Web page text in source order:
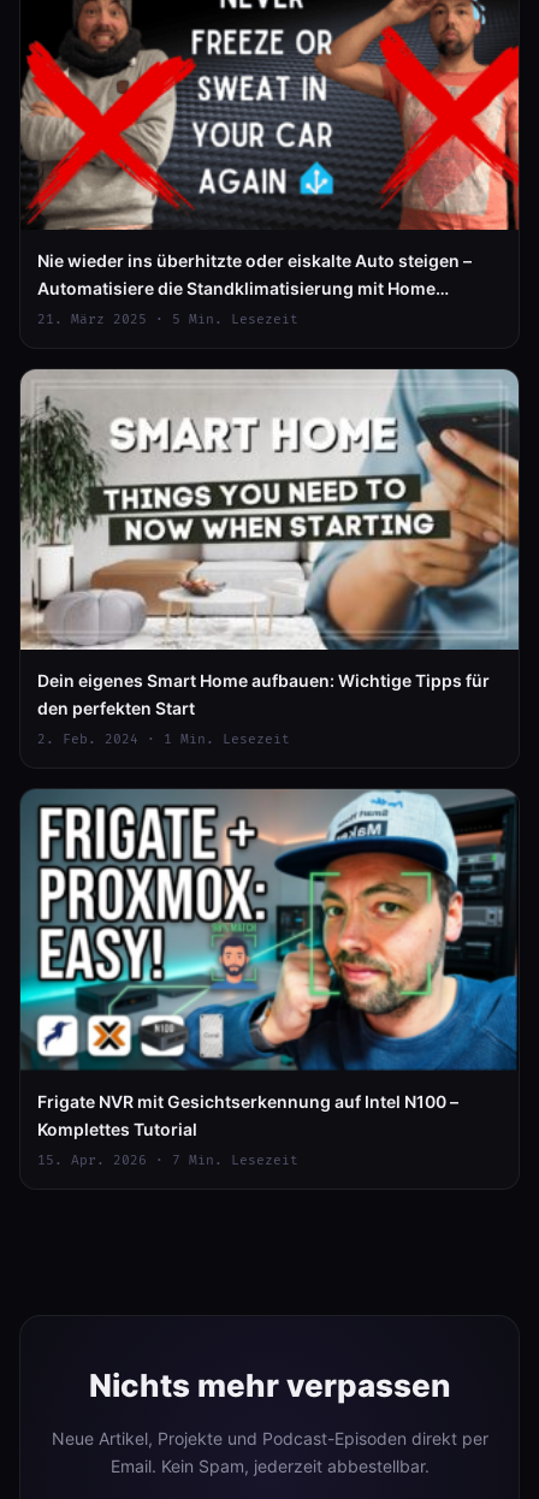
Nie wieder ins überhitzte oder eiskalte Auto steigen –
Automatisiere die Standklimatisierung mit Home
Assistant
21. März 2025 · 5 Min. Lesezeit
Dein eigenes Smart Home aufbauen: Wichtige Tipps für
den perfekten Start
2. Feb. 2024 · 1 Min. Lesezeit
Frigate NVR mit Gesichtserkennung auf Intel N100 –
Komplettes Tutorial
15. Apr. 2026 · 7 Min. Lesezeit
Nichts mehr verpassen
Neue Artikel, Projekte und Podcast-Episoden direkt per
Email. Kein Spam, jederzeit abbestellbar.